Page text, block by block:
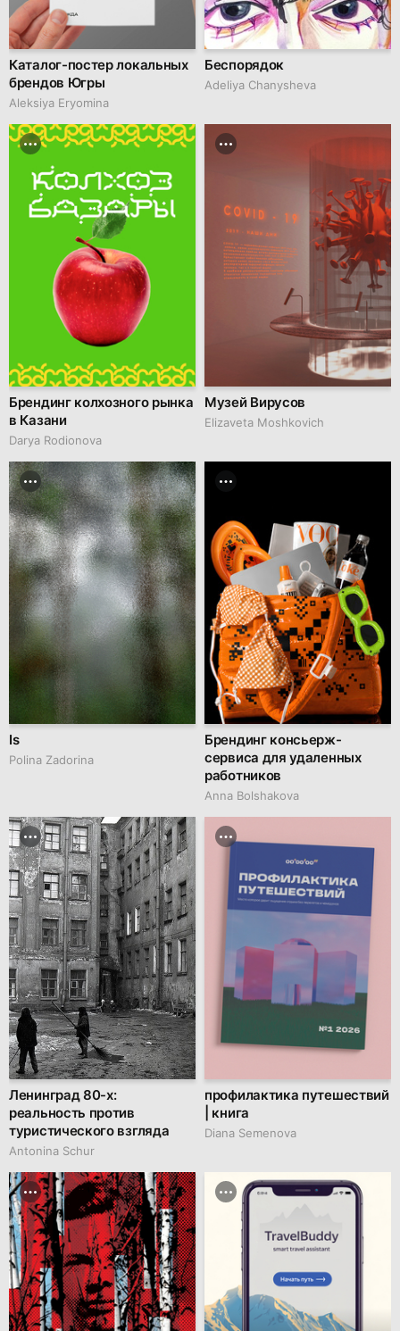
Каталог-постер локальных
брендов Югры
Aleksiya Eryomina
Беспорядок
Adeliya Chanysheva
Брендинг колхозного рынка
в Казани
Darya Rodionova
Музей Вирусов
Elizaveta Moshkovich
Is
Polina Zadorina
Брендинг консьерж-
сервиса для удаленных
работников
Anna Bolshakova
Ленинград 80-х:
реальность против
туристического взгляда
Antonina Schur
профилактика путешествий
| книга
Diana Semenova